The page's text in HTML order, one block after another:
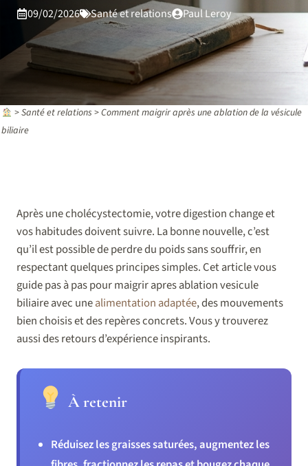
09/02/2026 Santé et relations Paul Leroy
>Santé et relations >Comment maigrir après une ablation de la vésicule
biliaire
Après une cholécystectomie, votre digestion change et
vos habitudes doivent suivre. La bonne nouvelle, c’est
qu’il est possible de perdre du poids sans souffrir, en
respectant quelques principes simples. Cet article vous
guide pas à pas pour maigrir apres ablation vesicule
biliaire avec unealimentation adaptée, des mouvements
bien choisis et des repères concrets. Vous y trouverez
aussi des retours d’expérience inspirants.
À retenir
Réduisez les graisses saturées, augmentez les